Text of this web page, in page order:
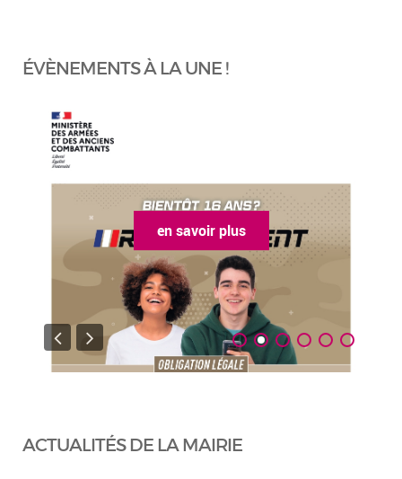
ÉVÈNEMENTS À LA UNE !
en savoir plus
ACTUALITÉS DE LA MAIRIE